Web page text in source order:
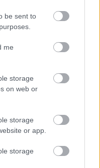
be sent to
me
storage
on web or
storage
or app.
storage
A volt miniszterelnök-
jelölt és Hadházy Ákos
is őt javasolná, de a
pártok közül többen is
helyet. Korábban
Hadházy Ákos és
miniszterelnök-
kapná, aki szoros
az ellenzéki
szerint, mivel az